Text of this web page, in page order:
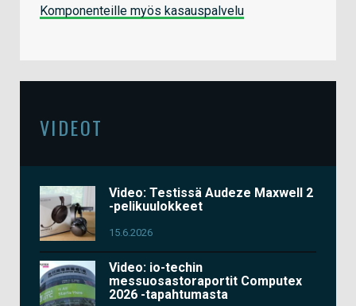
Komponenteille myös kasauspalvelu
VIDEOT
Video: Testissä Audeze Maxwell 2
-pelikuulokkeet
15.6.2026
Video: io-techin
messuosastoraportit Computex
2026 -tapahtumasta